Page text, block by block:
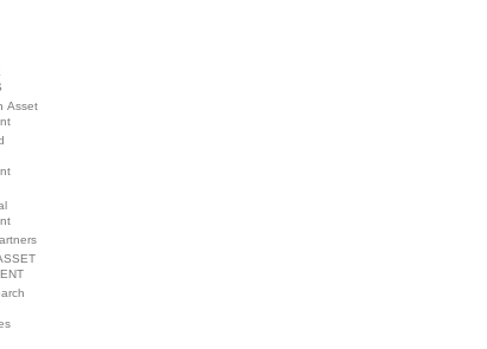
Asset